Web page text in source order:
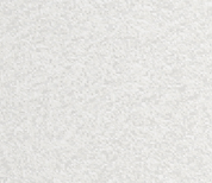
EM
TERRITÓRIO